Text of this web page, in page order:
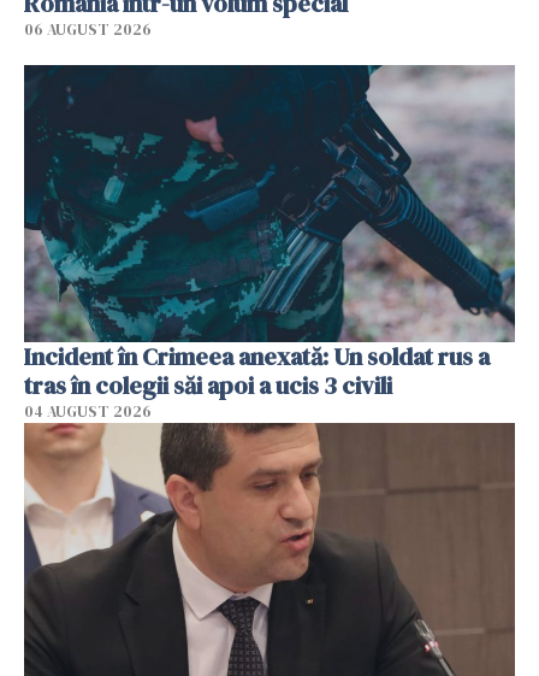
06 AUGUST 2026
Incident în Crimeea anexată: Un soldat rus a
tras în colegii săi apoi a ucis 3 civili
04 AUGUST 2026